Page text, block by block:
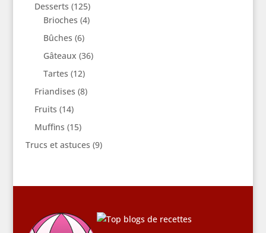
Desserts (125)
Brioches (4)
Bûches (6)
Gâteaux (36)
Tartes (12)
Friandises (8)
Fruits (14)
Muffins (15)
Trucs et astuces (9)